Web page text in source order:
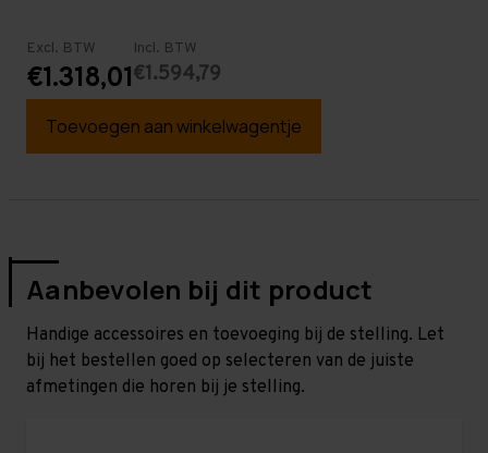
Excl. BTW
€1.318,01
Incl. BTW
€1.594,79
Toevoegen aan winkelwagentje
Aanbevolen bij dit product
Handige accessoires en toevoeging bij de stelling. Let
bij het bestellen goed op selecteren van de juiste
afmetingen die horen bij je stelling.